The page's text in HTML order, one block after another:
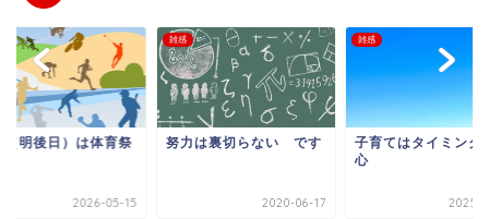
（明後日）は体育祭
2026-05-15
雑感
努力は裏切らない です
2020-06-17
雑感
子育てはタイミング
心
2025-